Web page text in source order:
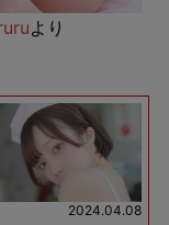
より
2024.04.08